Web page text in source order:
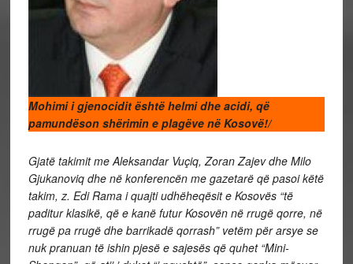
Mohimi i gjenocidit është helmi dhe acidi, që
pamundëson shërimin e plagëve në Kosovë!/
Gjatë takimit me Aleksandar Vuçiq, Zoran Zajev dhe Milo
Gjukanoviq dhe në konferencën me gazetarë që pasoi këtë
takim, z. Edi Rama i quajti udhëheqësit e Kosovës “të
paditur klasikë, që e kanë futur Kosovën në rrugë qorre, në
rrugë pa rrugë dhe barrikadë qorrash” vetëm për arsye se
nuk pranuan të ishin pjesë e sajesës që quhet “Mini-